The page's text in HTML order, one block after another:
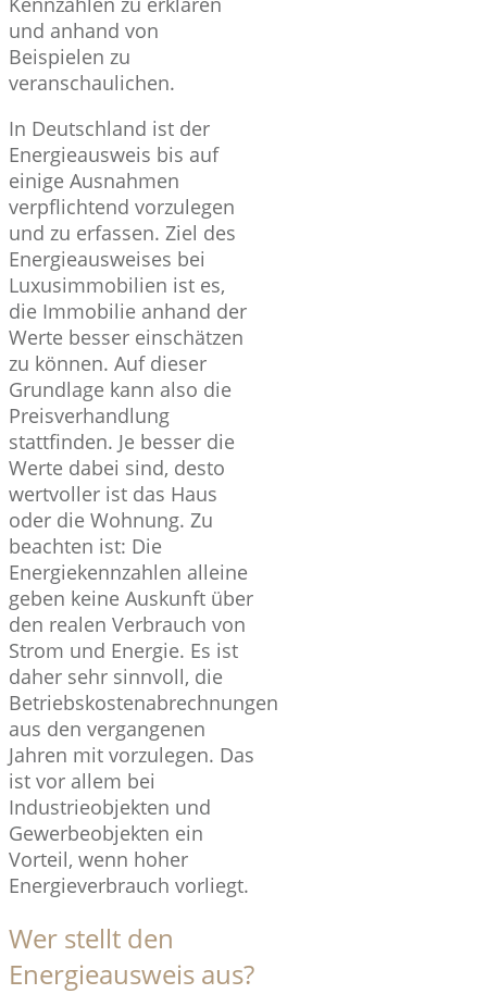
und anhand von
Beispielen zu
veranschaulichen.
In Deutschland ist der
Energieausweis bis auf
einige Ausnahmen
verpflichtend vorzulegen
und zu erfassen. Ziel des
Energieausweises bei
Luxusimmobilien ist es,
die Immobilie anhand der
Werte besser einschätzen
zu können. Auf dieser
Grundlage kann also die
Preisverhandlung
stattfinden. Je besser die
Werte dabei sind, desto
wertvoller ist das Haus
oder die Wohnung. Zu
beachten ist: Die
Energiekennzahlen alleine
geben keine Auskunft über
den realen Verbrauch von
Strom und Energie. Es ist
daher sehr sinnvoll, die
Betriebskostenabrechnungen
aus den vergangenen
Jahren mit vorzulegen. Das
ist vor allem bei
Industrieobjekten und
Gewerbeobjekten ein
Vorteil, wenn hoher
Energieverbrauch vorliegt.
Wer stellt den
Energieausweis aus?